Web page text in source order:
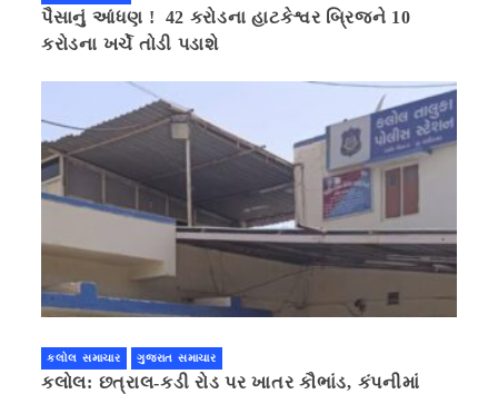
પૈસાનું આંધણ ! 42 કરોડના હાટકેશ્વર બ્રિજને 10
કરોડના ખર્ચે તોડી પડાશે
કલોલ સમાચાર ગુજરાત સમાચાર
કલોલ: છત્રાલ-કડી રોડ પર ખાતર કૌભાંડ, કંપનીમાં